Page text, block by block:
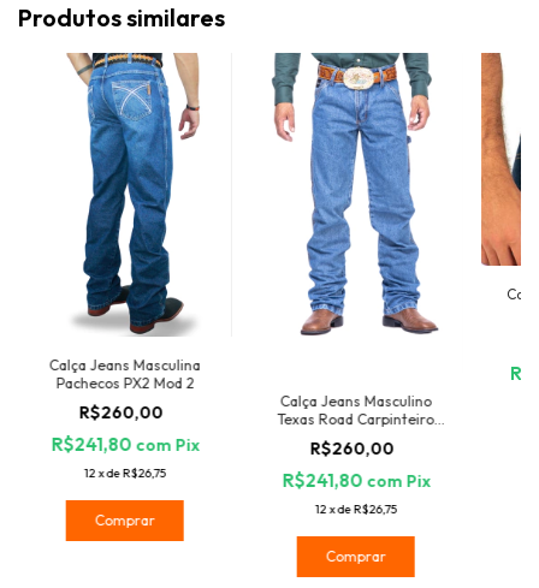
Produtos similares
Calça Jeans Masculina
Pachecos PX2 Mod 2
R$260,00
R$241,80 com Pix
12 xdeR$26,75
Comprar
Calça Jeans Masculino
Texas Road Carpinteiro
R$260,00
R$241,80 com Pix
12 xdeR$26,75
Comprar